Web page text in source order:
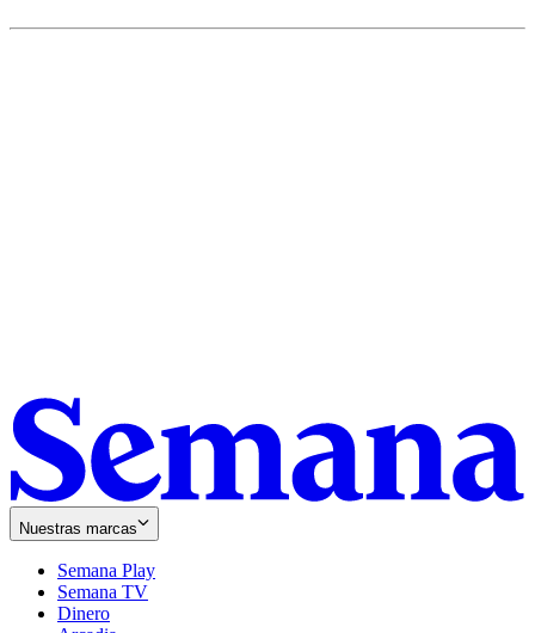
Nuestras marcas
Semana Play
Semana TV
Dinero